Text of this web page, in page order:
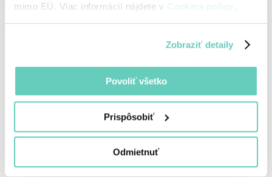
mimo EÚ. Viac informácií nájdete v Cookies policy.
Zobraziť detaily
Povoliť všetko
Prispôsobiť
Odmietnuť
Adresa
Slovak Republic
Pre firmy Pre účtovníkov O nás Kariéra Média a my Blog